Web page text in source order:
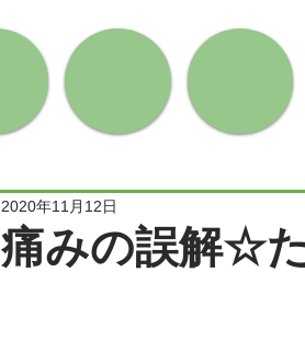
痛みの誤解☆
2020年11月12日